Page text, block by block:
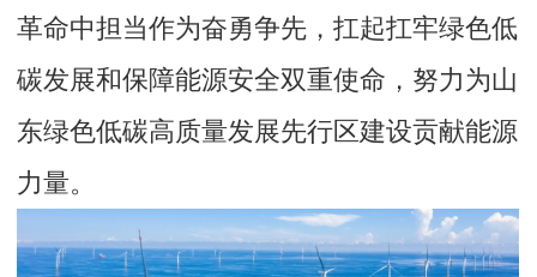
革命中担当作为奋勇争先，扛起扛牢绿色低
碳发展和保障能源安全双重使命，努力为山
东绿色低碳高质量发展先行区建设贡献能源
力量。